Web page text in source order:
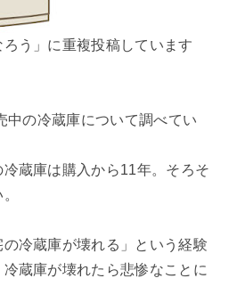
う」に重複投稿しています
の冷蔵庫について調べてい
蔵庫は購入から11年。そろそ
冷蔵庫が壊れる」という経験
蔵庫が壊れたら悲惨なことに